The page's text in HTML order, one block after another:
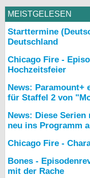
MEISTGELESEN
Starttermine
Deutschland
Chicago Fire -
Hochzeitsfeier
News:
für Staffel 2 von
News: Diese
neu ins Programm
Chicago Fire -
Bones -
mit der Rache